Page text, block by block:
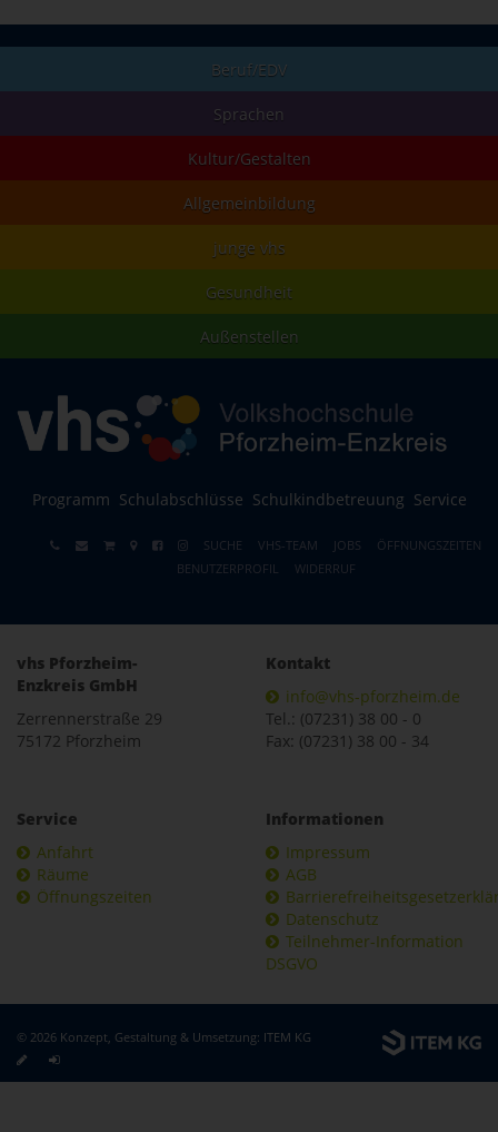
Beruf/EDV
Sprachen
Kultur/Gestalten
Allgemeinbildung
junge vhs
Gesundheit
Außenstellen
Programm Schulabschlüsse Schulkindbetreuung Service
SUCHE VHS-TEAM JOBS
ÖFFNUNGSZEITEN
BENUTZERPROFIL
WIDERRUF
vhs Pforzheim-
Enzkreis GmbH
Zerrennerstraße 29
75172 Pforzheim
Kontakt
info@vhs-pforzheim.de
Tel.: (07231) 38 00 - 0
Fax: (07231) 38 00 - 34
Service
Anfahrt
Räume
Öffnungszeiten
Informationen
Impressum
AGB
Datenschutz
Teilnehmer-Information
DSGVO
© 2026 Konzept, Gestaltung & Umsetzung: ITEM KG